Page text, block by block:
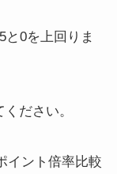
0を上回りま
ださい。
イント倍率比較